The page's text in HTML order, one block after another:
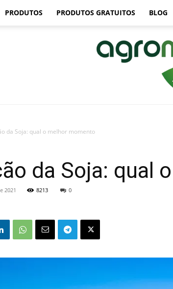
PRODUTOS PRODUTOS GRATUITOS BLOG
da Soja: qual o melhor momento
da Soja: qual
2021 8213 0